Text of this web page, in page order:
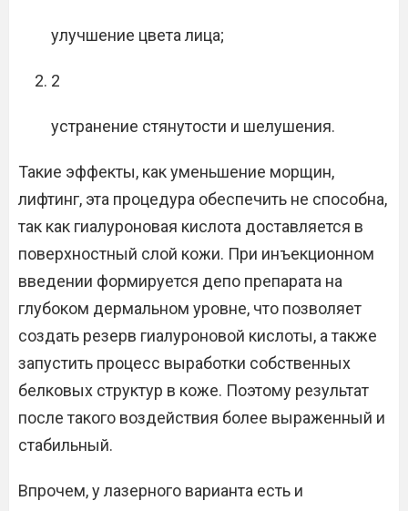
улучшение цвета лица;
2
устранение стянутости и шелушения.
Такие эффекты, как уменьшение морщин,
лифтинг, эта процедура обеспечить не способна,
так как гиалуроновая кислота доставляется в
поверхностный слой кожи. При инъекционном
введении формируется депо препарата на
глубоком дермальном уровне, что позволяет
создать резерв гиалуроновой кислоты, а также
запустить процесс выработки собственных
белковых структур в коже. Поэтому результат
после такого воздействия более выраженный и
стабильный.
Впрочем, у лазерного варианта есть и